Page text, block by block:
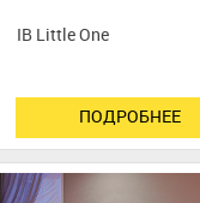
IB Little One
ПОДРОБНЕЕ